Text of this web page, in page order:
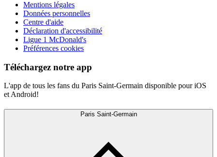
Mentions légales
Données personnelles
Centre d'aide
Déclaration d'accessibilité
Ligue 1 McDonald's
Préférences cookies
Téléchargez notre app
L'app de tous les fans du Paris Saint-Germain disponible pour iOS
et Android!
Paris Saint-Germain